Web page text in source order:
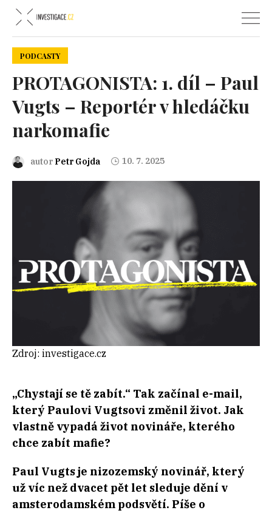
PODCASTY
PROTAGONISTA: 1. díl – Paul
Vugts – Reportér v hledáčku
narkomafie
autor Petr Gojda 10. 7. 2025
Zdroj: investigace.cz
„Chystají se tě zabít.“ Tak začínal e-mail,
který Paulovi Vugtsovi změnil život. Jak
vlastně vypadá život novináře, kterého
chce zabít mafie?
Paul Vugts je nizozemský novinář, který
už víc než dvacet pět let sleduje dění v
amsterodamském podsvětí. Píše o